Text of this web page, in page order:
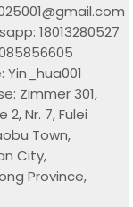
18013280527
Yin_hua001
Zimmer 301,
2, Nr. 7, Fulei
Town,
City,
Province,